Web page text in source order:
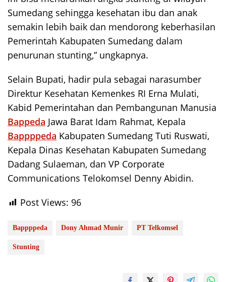
Sumedang sehingga kesehatan ibu dan anak
semakin lebih baik dan mendorong keberhasilan
Pemerintah Kabupaten Sumedang dalam
penurunan stunting,” ungkapnya.
Selain Bupati, hadir pula sebagai narasumber
Direktur Kesehatan Kemenkes RI Erna Mulati,
Kabid Pemerintahan dan Pembangunan Manusia
Bappeda Jawa Barat Idam Rahmat, Kepala
Bappppeda Kabupaten Sumedang Tuti Ruswati,
Kepala Dinas Kesehatan Kabupaten Sumedang
Dadang Sulaeman, dan VP Corporate
Communications Telokomsel Denny Abidin.
Post Views: 96
Bappppeda Dony Ahmad Munir PT Telkomsel
Stunting